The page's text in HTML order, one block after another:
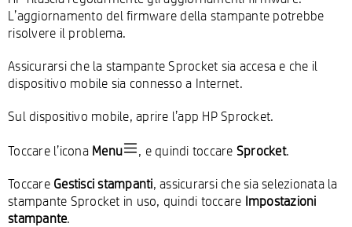
L’aggiornamento del firmware della stampante potrebbe
risolvere il problema.
Assicurarsi che la stampante Sprocket sia accesa e che il
dispositivo mobile sia connesso a Internet.
Sul dispositivo mobile, aprire l’app HP Sprocket.
Toccare l’icona Menu , e quindi toccare Sprocket.
Toccare Gestisci stampanti, assicurarsi che sia selezionata la
stampante Sprocket in uso, quindi toccare Impostazioni
stampante.